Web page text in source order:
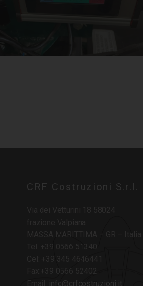
CRF Costruzioni S.r.l.
MASSA MARITTIMA – GR – Italia
Tel: +39 0566 51340
Cel: +39 345 4646441
Fax:+39 0566 52402
info@crfcostruzioni.it